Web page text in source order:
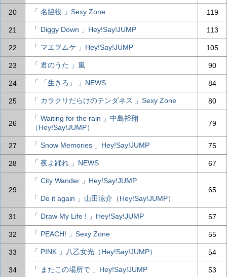
20 「 名脇役 」Sexy Zone 119
21 「 Diggy Down 」Hey!Say!JUMP 113
22 「 マエヲムケ 」Hey!Say!JUMP 105
23 「 君のうた 」嵐 90
24 「 「生きろ」 」NEWS 84
25 「 カラクリだらけのテンダネス 」Sexy Zone 80
26
「 Waiting for the rain 」中島裕翔
（Hey!Say!JUMP）
79
27 「 Snow Memories 」Hey!Say!JUMP 75
28 「 夜よ踊れ 」NEWS 67
29
「 City Wander 」Hey!Say!JUMP
65
「 Do it again 」山田涼介（Hey!Say!JUMP）
31 「 Draw My Life ! 」Hey!Say!JUMP 57
32 「 PEACH! 」Sexy Zone 55
33 「 PINK 」八乙女光（Hey!Say!JUMP） 54
34 「 またこの場所で 」Hey!Say!JUMP 53